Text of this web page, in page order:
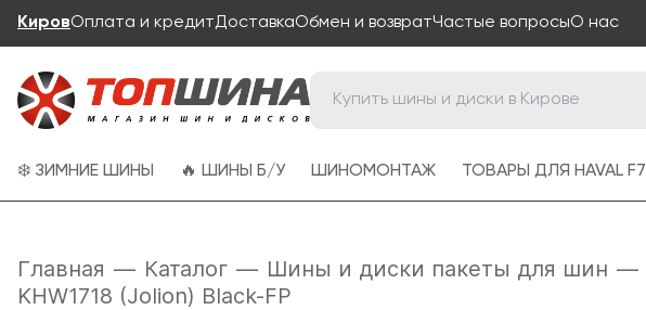
КировОплата и кредитДоставкаОбмен и возвратЧастые вопросыО нас
❄️ ЗИМНИЕ ШИНЫ 🔥 ШИНЫ Б/У ШИНОМОНТАЖ ТОВАРЫ ДЛЯ HAVAL F7
Главная — Каталог — Шины и диски пакеты для шин —
KHW1718 (Jolion) Black-FP